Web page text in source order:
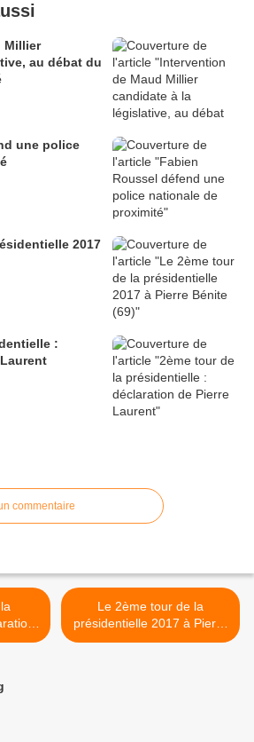
Millier
au débat du
une police
2017
:
commentaire
Le 2ème tour de la
présidentielle 2017 à Pierre
Bénite (69) >